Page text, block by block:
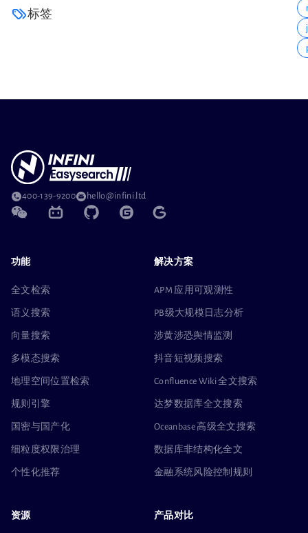
标签
400-139-9200 hello@infini.ltd
功能
全文检索
语义搜索
向量搜索
多模态搜索
地理空间位置检索
规则引擎
国密与国产化
细粒度权限治理
个性化推荐
解决方案
APM 应用可观测性
PB级大规模日志分析
涉黄涉恐舆情监测
抖音短视频搜索
Confluence Wiki 全文搜索
达梦数据库全文搜索
Oceanbase 高级全文搜索
数据库非结构化全文
金融系统风险控制规则
资源 产品对比